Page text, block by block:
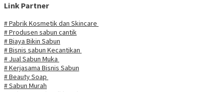
Link Partner
# Pabrik Kosmetik dan Skincare
# Produsen sabun cantik
# Biaya Bikin Sabun
# Bisnis sabun Kecantikan
# Jual Sabun Muka
# Kerjasama Bisnis Sabun
# Beauty Soap
# Sabun Murah